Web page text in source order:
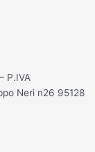
P.IVA
Neri n26 95128